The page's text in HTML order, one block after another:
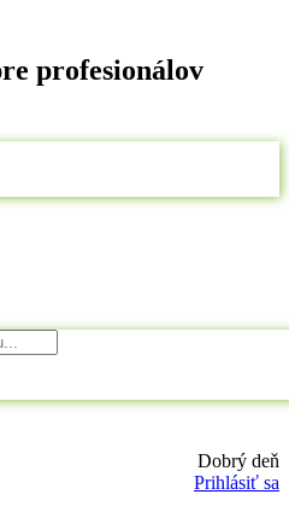
profesionálov
Dobrý deň
Prihlásiť sa